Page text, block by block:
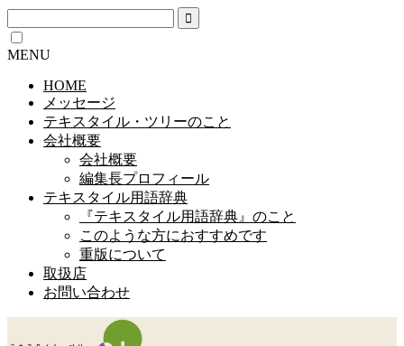
MENU
HOME
メッセージ
テキスタイル・ツリーのこと
会社概要
会社概要
編集長プロフィール
テキスタイル用語辞典
『テキスタイル用語辞典』のこと
このような方におすすめです
重版について
取扱店
お問い合わせ